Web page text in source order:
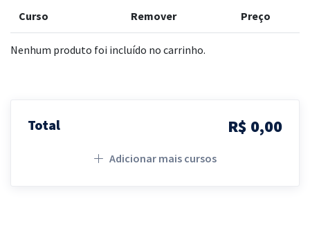
Curso Remover Preço
Nenhum produto foi incluído no carrinho.
Total R$ 0,00
Adicionar mais cursos